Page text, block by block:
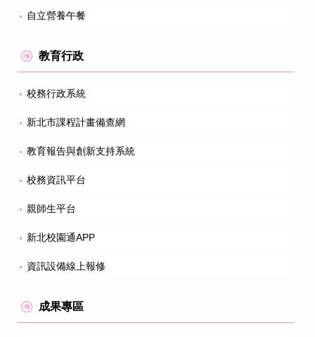
自立營養午餐
教育行政
校務行政系統
新北市課程計畫備查網
教育報告與創新支持系統
校務資訊平台
親師生平台
新北校園通APP
資訊設備線上報修
成果專區